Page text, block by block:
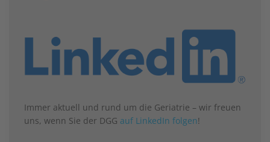
Immer aktuell und rund um die Geriatrie – wir freuen
uns, wenn Sie der DGG auf LinkedIn folgen!